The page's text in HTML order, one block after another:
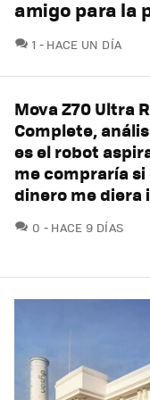
amigo para la
1 COMENTARIOS
HACE UN DÍA
Mova Z70 Ultra
Complete,
es el robot
me compraría si
dinero me diera
0 COMENTARIOS
HACE 9 DÍAS